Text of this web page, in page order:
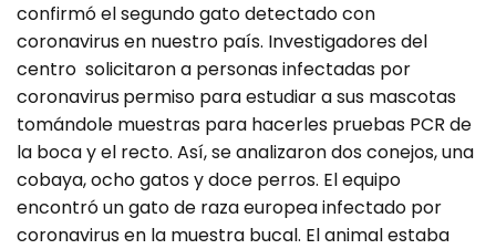
confirmó el segundo gato detectado con
coronavirus en nuestro país. Investigadores del
centro solicitaron a personas infectadas por
coronaviruspermiso para estudiar a sus mascotas
tomándole muestras para hacerles pruebas PCR de
la boca y el recto. Así, se analizaron dos conejos, una
cobaya, ocho gatos y doce perros. El equipo
encontró un gato de raza europea infectado por
coronavirus en la muestra bucal. El animal estaba